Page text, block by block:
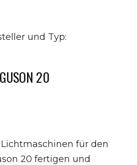
und Typ:
20
für den
20 fertigen und